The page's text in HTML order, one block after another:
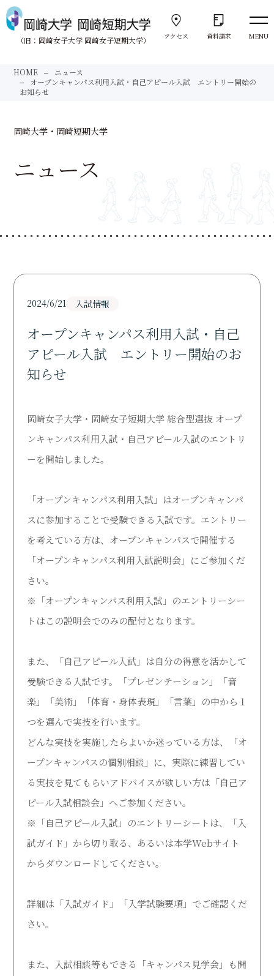
（旧：岡崎女子大学 岡崎女子短期大学） アクセス 資料請求 MENU
向きあう。
Face to Face
About us
岡崎大学
University
Support
Research
寄付・ご支援のお願い
Donation
図書館
Library
オープンキャンパス
Admission
受験生の方
卒業生の方 地域・企業・園の方
HOME
ニュース
オープンキャンパス利用入試・自己アピール入試 エントリー開始の
お知らせ
岡崎大学・岡崎短期大学
ニュース
2024/6/21 入試情報
オープンキャンパス利用入試・自己
アピール入試 エントリー開始のお
知らせ
岡崎女子大学・岡崎女子短期大学 総合型選抜 オープ
ンキャンパス利用入試・自己アピール入試のエントリ
ーを開始しました。
「オープンキャンパス利用入試」はオープンキャンパ
スに参加することで受験できる入試です。エントリー
を考えている方は、オープンキャンパスで開催する
「オープンキャンパス利用入試説明会」にご参加くだ
さい。
※「オープンキャンパス利用入試」のエントリーシー
トはこの説明会でのみの配付となります。
また、「自己アピール入試」は自分の得意を活かして
受験できる入試です。「プレゼンテーション」「音
楽」「美術」「体育・身体表現」「言葉」の中から１
つを選んで実技を行います。
どんな実技を実施したらよいか迷っている方は、「オ
ープンキャンパスの個別相談」に、実際に練習してい
る実技を見てもらいアドバイスが欲しい方は「自己ア
ピール入試相談会」へご参加ください。
※「自己アピール入試」のエントリーシートは、「入
試ガイド」から切り取る、あるいは本学Webサイト
からダウンロードしてください。
詳細は「入試ガイド」「入学試験要項」でご確認くだ
さい。
また、入試相談等もできる「キャンパス見学会」も開